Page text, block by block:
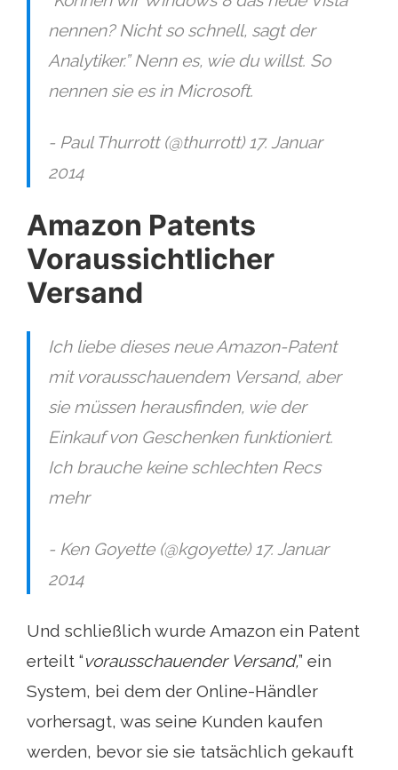
nennen? Nicht so schnell, sagt der
Analytiker.” Nenn es, wie du willst. So
nennen sie es in Microsoft.
- Paul Thurrott (@thurrott) 17. Januar
2014
Amazon Patents
Voraussichtlicher
Versand
Ich liebe dieses neue Amazon-Patent
mit vorausschauendem Versand, aber
sie müssen herausfinden, wie der
Einkauf von Geschenken funktioniert.
Ich brauche keine schlechten Recs
mehr
- Ken Goyette (@kgoyette) 17. Januar
2014
Und schließlich wurde Amazon ein Patent
erteilt “vorausschauender Versand,” ein
System, bei dem der Online-Händler
vorhersagt, was seine Kunden kaufen
werden, bevor sie sie tatsächlich gekauft